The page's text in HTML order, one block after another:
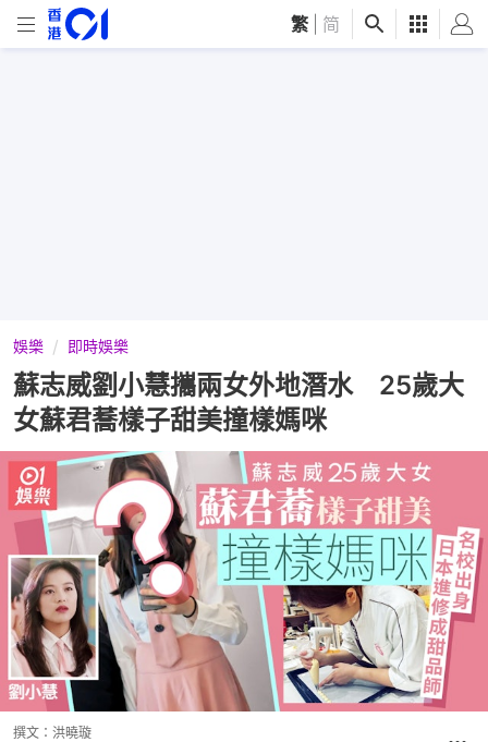
繁 简
娛樂 即時娛樂
蘇志威劉小慧攜兩女外地潛水 25歲大
女蘇君蕎樣子甜美撞樣媽咪
撰文： 洪曉璇